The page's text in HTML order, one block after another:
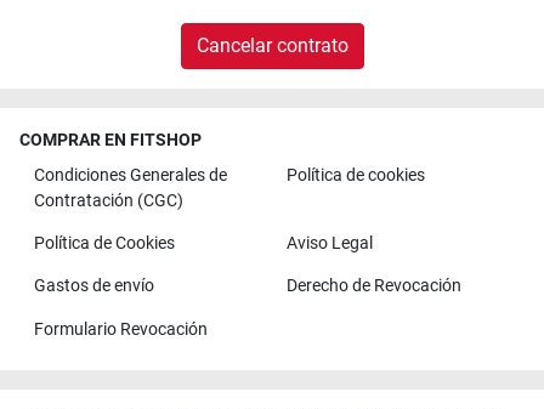
Cancelar contrato
COMPRAR EN FITSHOP
Condiciones Generales de
Contratación (CGC)
Política de cookies
Política de Cookies Aviso Legal
Gastos de envío Derecho de Revocación
Formulario Revocación